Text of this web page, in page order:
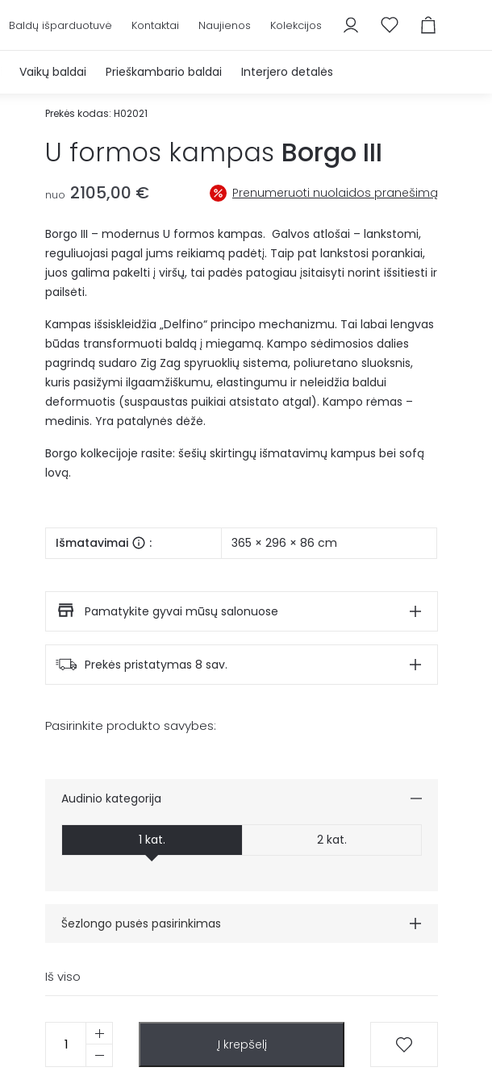
Baldų išparduotuvė Kontaktai Naujienos Kolekcijos
Vaikų baldai Prieškambario baldai Interjero detalės
Prekės kodas:H02021
U formos kampas Borgo III
nuo 2105,00 € Prenumeruoti nuolaidos pranešimą
Borgo III – modernus U formos kampas. Galvos atlošai – lankstomi,
reguliuojasi pagal jums reikiamą padėtį. Taip pat lankstosi porankiai,
juos galima pakelti į viršų, tai padės patogiau įsitaisyti norint išsitiesti ir
pailsėti.
Kampas išsiskleidžia „Delfino“ principo mechanizmu. Tai labai lengvas
būdas transformuoti baldą į miegamą. Kamposėdimosios dalies
pagrindą sudaro Zig Zag spyruoklių sistema, poliuretano sluoksnis,
kuris pasižymi ilgaamžiškumu, elastingumu ir neleidžia baldui
deformuotis (suspaustas puikiai atsistato atgal). Kampo rėmas –
medinis. Yra patalynės dėžė.
Borgo kolkecijoje rasite: šešių skirtingų išmatavimų kampus bei sofą
lovą.
Išmatavimai : 365 × 296 × 86 cm
Pamatykite gyvai mūsų salonuose
Prekės pristatymas 8 sav.
Pasirinkite produkto savybes:
Audinio kategorija
1 kat. 2 kat.
Šezlongo pusės pasirinkimas
Kairė
Iš viso
produkto
kiekis:
Į krepšelį